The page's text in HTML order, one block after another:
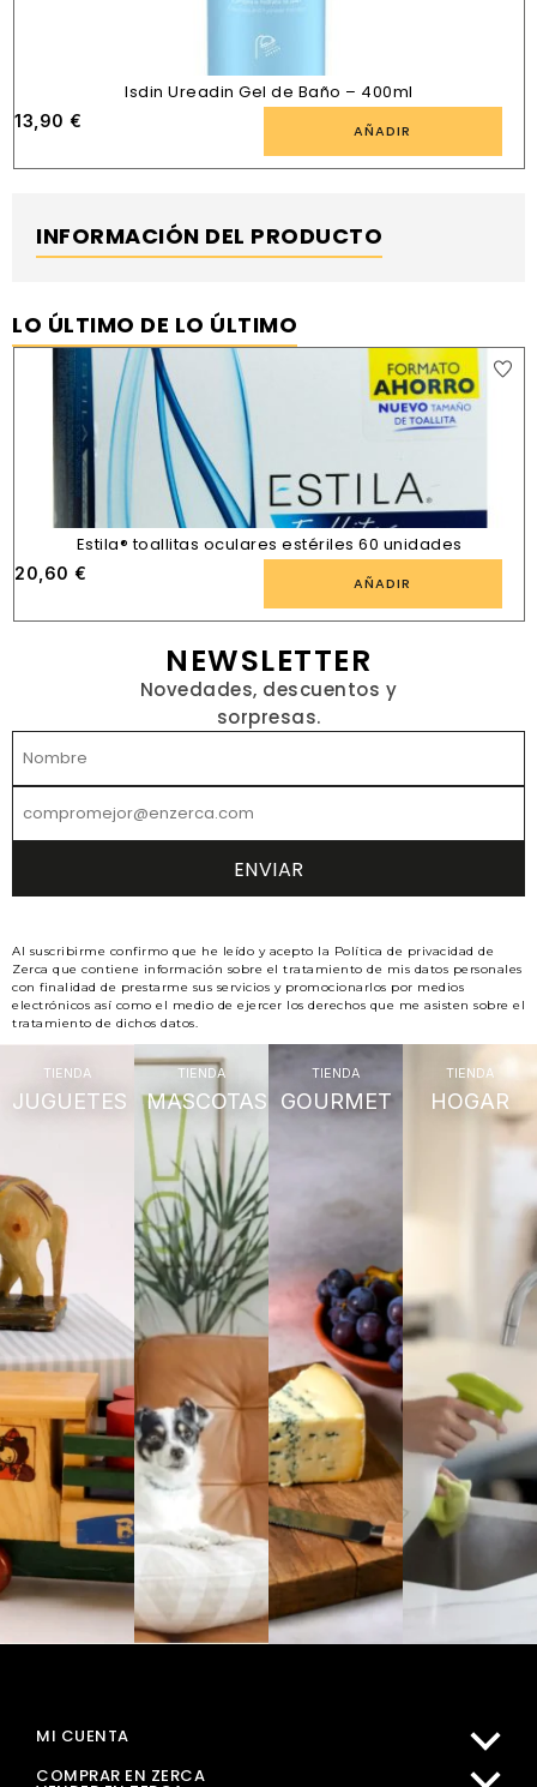
Isdin Ureadin Gel de Baño – 400ml
13,90 € AÑADIR
INFORMACIÓN DEL PRODUCTO
LO ÚLTIMO DE LO ÚLTIMO
Estila® toallitas oculares estériles 60 unidades
20,60 € AÑADIR
NEWSLETTER
Novedades, descuentos y
sorpresas.
Al suscribirme confirmo que he leído y acepto la Política de privacidad de
Zerca que contiene información sobre el tratamiento de mis datos personales
con finalidad de prestarme sus servicios y promocionarlos por medios
electrónicos así como el medio de ejercer los derechos que me asisten sobre el
tratamiento de dichos datos.
TIENDA
JUGUETES
TIENDA
MASCOTAS
TIENDA
GOURMET
TIENDA
HOGAR
MI CUENTA
COMPRAR EN ZERCA